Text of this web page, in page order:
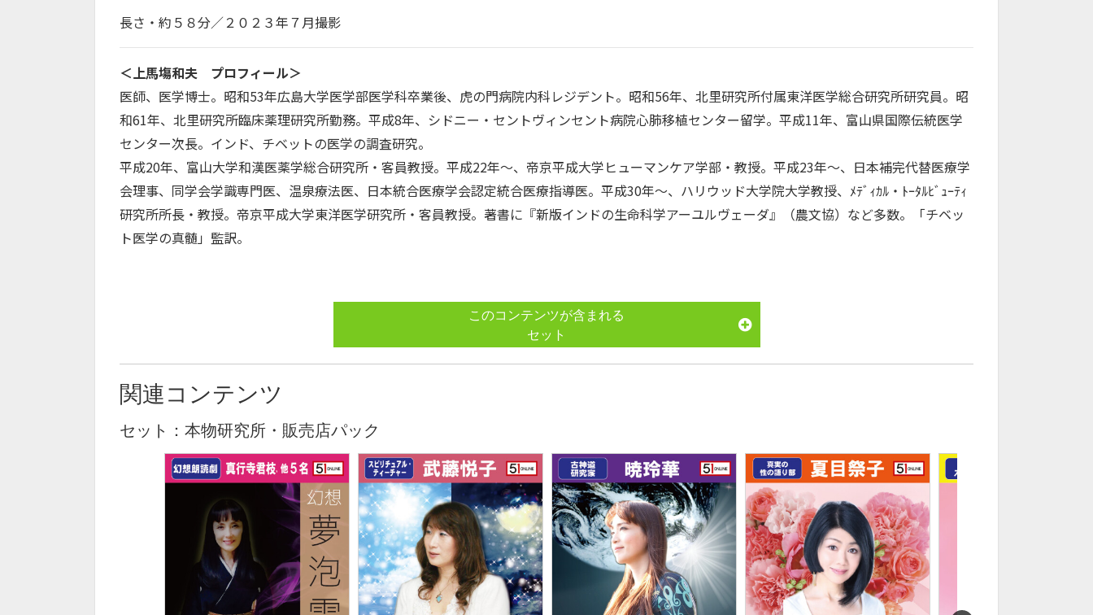
長さ・約５８分／２０２３年７月撮影
＜上馬塲和夫 プロフィール＞
医師、医学博士。昭和53年広島大学医学部医学科卒業後、虎の門病院内科レジデント。昭和56年、北里研究所付属東洋医学総合研究所研究員。昭
和61年、北里研究所臨床薬理研究所勤務。平成8年、シドニー・セントヴィンセント病院心肺移植センター留学。平成11年、富山県国際伝統医学
センター次長。インド、チベットの医学の調査研究。
平成20年、富山大学和漢医薬学総合研究所・客員教授。平成22年〜、帝京平成大学ヒューマンケア学部・教授。平成23年〜、日本補完代替医療学
会理事、同学会学識専門医、温泉療法医、日本統合医療学会認定統合医療指導医。平成30年～、ハリウッド大学院大学教授、ﾒﾃﾞｨｶﾙ・ﾄｰﾀﾙﾋﾞｭｰﾃｨ
研究所所長・教授。帝京平成大学東洋医学研究所・客員教授。著書に『新版インドの生命科学アーユルヴェーダ』（農文協）など多数。「チベッ
ト医学の真髄」監訳。
このコンテンツが含まれる
セット
関連コンテンツ
セット：本物研究所・販売店パック